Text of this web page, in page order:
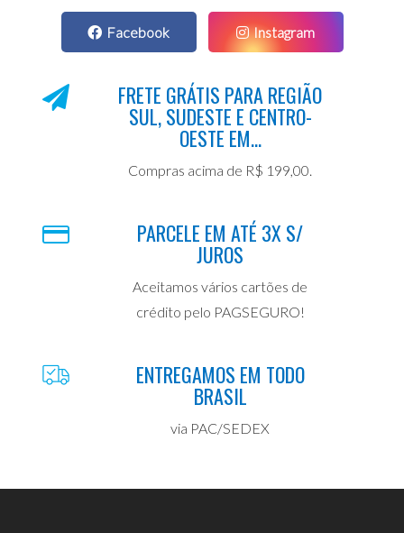
Facebook Instagram
FRETE GRÁTIS PARA REGIÃO
SUL, SUDESTE E CENTRO-
OESTE EM...
Compras acima de R$ 199,00.
PARCELE EM ATÉ 3X S/
JUROS
Aceitamos vários cartões de
crédito pelo PAGSEGURO!
ENTREGAMOS EM TODO
BRASIL
via PAC/SEDEX